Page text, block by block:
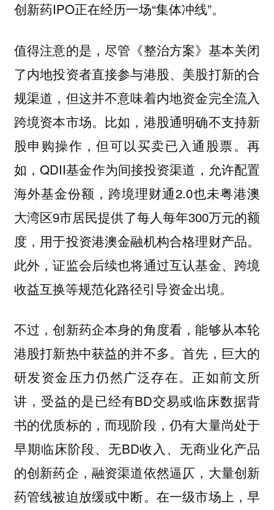
创新药IPO正在经历一场“集体冲线”。
值得注意的是，尽管《整治方案》基本关闭
了内地投资者直接参与港股、美股打新的合
规渠道，但这并不意味着内地资金完全流入
跨境资本市场。比如，港股通明确不支持新
股申购操作，但可以买卖已入通股票。再
如，QDII基金作为间接投资渠道，允许配置
海外基金份额，跨境理财通2.0也未粤港澳
大湾区9市居民提供了每人每年300万元的额
度，用于投资港澳金融机构合格理财产品。
此外，证监会后续也将通过互认基金、跨境
收益互换等规范化路径引导资金出境。
不过，创新药企本身的角度看，能够从本轮
港股打新热中获益的并不多。首先，巨大的
研发资金压力仍然广泛存在。 正如前文所
讲，受益的是已经有BD交易或临床数据背
书的优质标的，而现阶段，仍有大量尚处于
早期临床阶段、无BD收入、无商业化产品
的创新药企，融资渠道依然逼仄，大量创新
药管线被迫放缓或中断。在一级市场上，早